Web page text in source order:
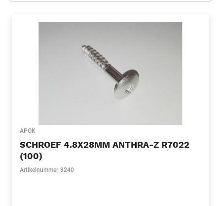
APOK
SCHROEF 4.8X28MM ANTHRA-Z R7022
(100)
Artikelnummer 9240